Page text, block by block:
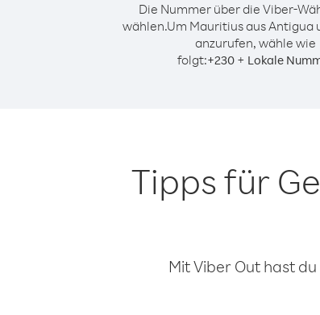
Die Nummer über die Viber-
wählen.Um Mauritius aus Antigua
anzurufen, wähle wie
folgt:+230 + Lokale
Tipps für
Mit Viber Out hast